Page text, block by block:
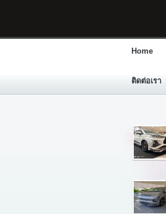
Home
ติดต่อเรา